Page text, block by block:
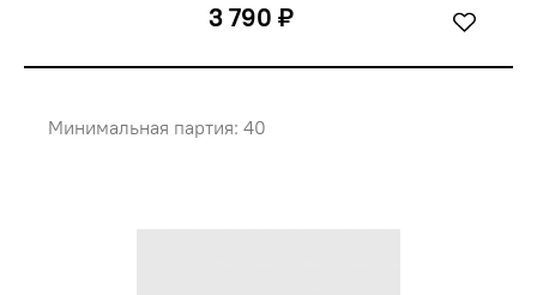
3 790 ₽
Минимальная партия: 40